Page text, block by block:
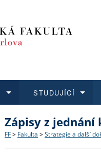
Struktura a historie
Strategie a další
Co studovat a jak se
Učitelské studijní
STUDUJÍCÍ
Bakalářské a magisterské
Doktorské studium
O vědě a výzkumu na FF
Akademické kvalifikace
Aktuální nabídky a
Vyjíždějící studenti
Zápisy z jednání
FF > Fakulta > Strategie a další